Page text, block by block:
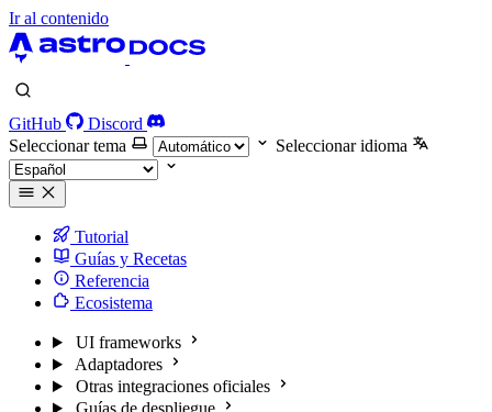
Ir al contenido
GitHub
Discord
Seleccionar tema
Seleccionar idioma
Tutorial
Guías y Recetas
Referencia
Ecosistema
UI frameworks
Adaptadores
Otras integraciones oficiales
Guías de despliegue